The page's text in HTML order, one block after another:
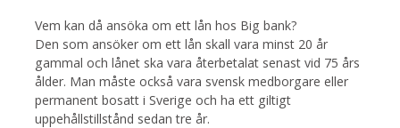
Vem kan då ansöka om ett lån hos Big bank?
Den som ansöker om ett lån skall vara minst 20 år
gammal och lånet ska vara återbetalat senast vid 75 års
ålder. Man måste också vara svensk medborgare eller
permanent bosatt i Sverige och ha ett giltigt
uppehållstillstånd sedan tre år.